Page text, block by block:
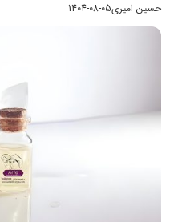
حسین امیری1404-08-05